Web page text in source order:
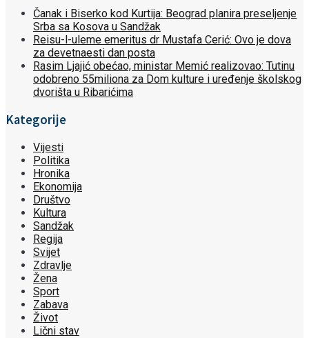
Čanak i Biserko kod Kurtija: Beograd planira preseljenje
Srba sa Kosova u Sandžak
Reisu-l-uleme emeritus dr Mustafa Cerić: Ovo je dova
za devetnaesti dan posta
Rasim Ljajić obećao, ministar Memić realizovao: Tutinu
odobreno 55miliona za Dom kulture i uređenje školskog
dvorišta u Ribarićima
Kategorije
Vijesti
Politika
Hronika
Ekonomija
Društvo
Kultura
Sandžak
Regija
Svijet
Zdravlje
Žena
Sport
Zabava
Život
Lični stav